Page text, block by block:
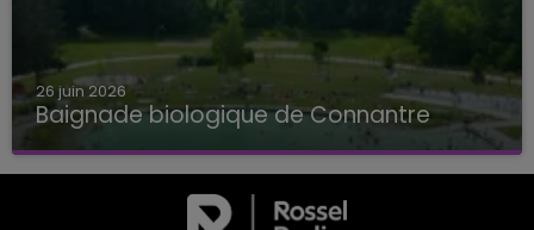
26 juin 2026
Baignade biologique de Connantre
Baignade biologique de Connantre